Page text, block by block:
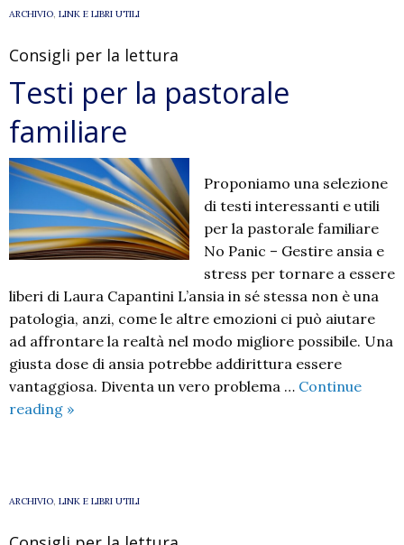
ARCHIVIO, LINK E LIBRI UTILI
Consigli per la lettura
Testi per la pastorale
familiare
Proponiamo una selezione
di testi interessanti e utili
per la pastorale familiare
No Panic – Gestire ansia e
stress per tornare a essere
liberi di Laura Capantini L’ansia in sé stessa non è una
patologia, anzi, come le altre emozioni ci può aiutare
ad affrontare la realtà nel modo migliore possibile. Una
giusta dose di ansia potrebbe addirittura essere
vantaggiosa. Diventa un vero problema … Continue
reading Testi
familiare
»
ARCHIVIO, LINK E LIBRI UTILI